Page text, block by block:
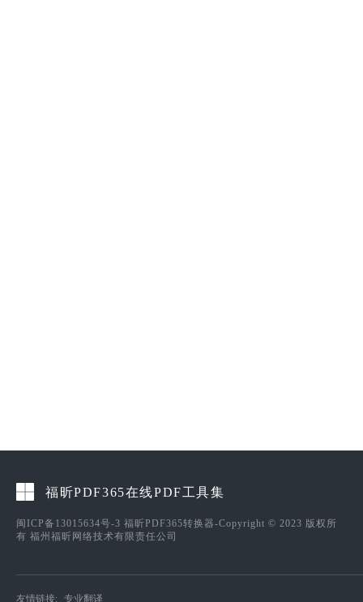
福昕PDF365在线PDF工具集
闽ICP备13015634号-3 福昕PDF365转换器-Copyright © 2023 版权所
有 福州福昕网络技术有限责任公司
友情链接: 专业翻译